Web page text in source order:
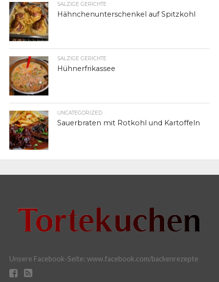
SALZIGE GERICHTE
Hähnchenunterschenkel auf Spitzkohl
SALZIGE GERICHTE
Hühnerfrikassee
UNCATEGORIZED
Sauerbraten mit Rotkohl und Kartoffeln
Unsere Facebook-Seite: www.facebook.com/backenrezepte